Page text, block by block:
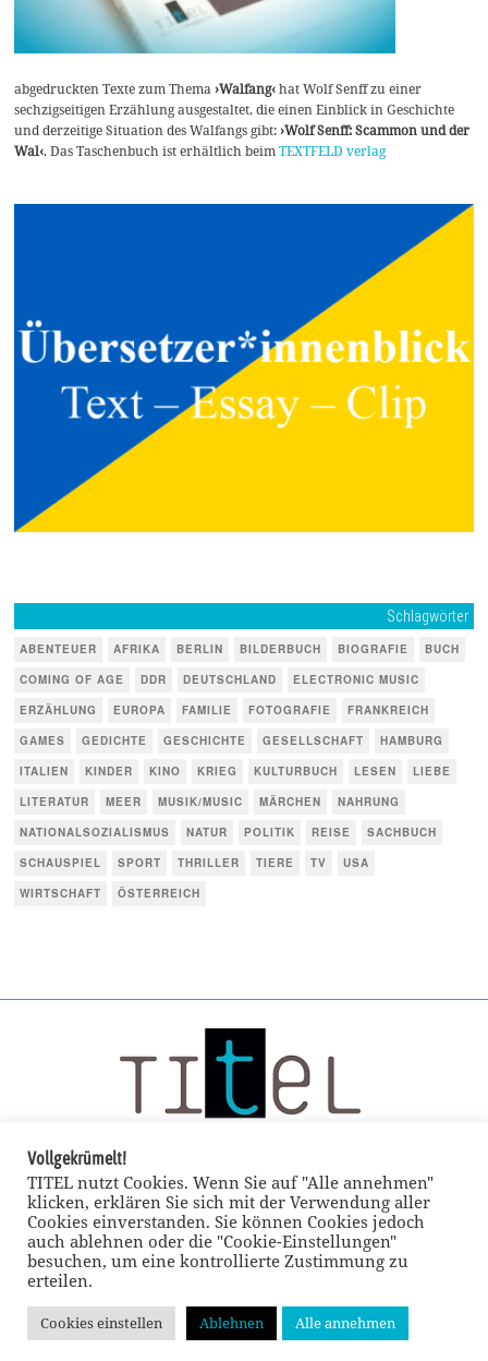
abgedruckten Texte zum Thema›Walfang‹hat Wolf Senff zu einer
sechzigseitigen Erzählung ausgestaltet, die einen Einblick in Geschichte
und derzeitige Situation des Walfangs gibt:›Wolf Senff: Scammon und der
Wal‹. Das Taschenbuch ist erhältlich beimTEXTFELD verlag
Schlagwörter
ABENTEUER AFRIKA BERLIN BILDERBUCH BIOGRAFIE
BUCH
COMING OF AGE
DDR DEUTSCHLAND
ELECTRONIC MUSIC
ERZÄHLUNG
EUROPA FAMILIE FOTOGRAFIE
FRANKREICH
GAMES
GEDICHTE GESCHICHTE GESELLSCHAFT
HAMBURG
ITALIEN
KINDER KINO KRIEG KULTURBUCH LESEN
LIEBE
LITERATUR
MEER MUSIK/MUSIC MÄRCHEN
NAHRUNG
NATIONALSOZIALISMUS
NATUR POLITIK REISE
SACHBUCH
SCHAUSPIEL
SPORT THRILLER TIERE TV
USA
WIRTSCHAFT
ÖSTERREICH
© TITEL kulturmagazin 2022
Vollgekrümelt!
TITEL nutzt Cookies. Wenn Sie auf "Alle annehmen"
klicken, erklären Sie sich mit der Verwendung aller
Cookies einverstanden. Sie können Cookies jedoch
auch ablehnen oder die "Cookie-Einstellungen"
besuchen, um eine kontrollierte Zustimmung zu
erteilen.
Cookies einstellen Ablehnen Alle annehmen